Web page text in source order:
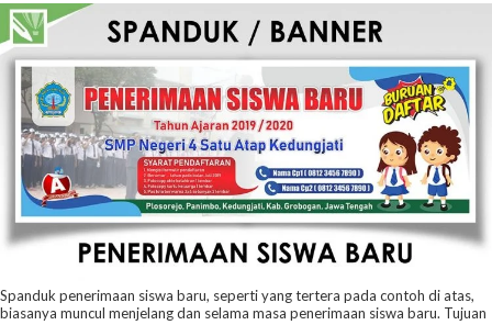
Spanduk penerimaan siswa baru, seperti yang tertera pada contoh di atas,
biasanya muncul menjelang dan selama masa penerimaan siswa baru. Tujuan